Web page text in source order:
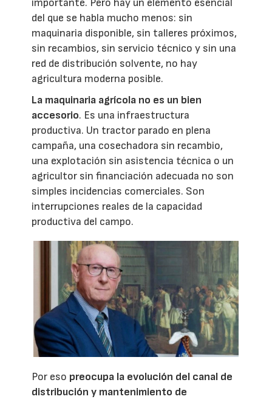
importante. Pero hay un elemento esencial
del que se habla mucho menos: sin
maquinaria disponible, sin talleres próximos,
sin recambios, sin servicio técnico y sin una
red de distribución solvente, no hay
agricultura moderna posible.
La maquinaria agrícola no es un bien
accesorio. Es una infraestructura
productiva. Un tractor parado en plena
campaña, una cosechadora sin recambio,
una explotación sin asistencia técnica o un
agricultor sin financiación adecuada no son
simples incidencias comerciales. Son
interrupciones reales de la capacidad
productiva del campo.
Por eso preocupa la evolución del canal de
distribución y mantenimiento de